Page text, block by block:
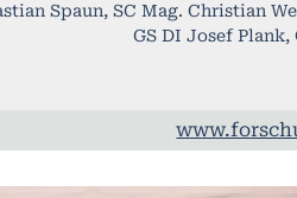
Spaun, SC Mag. Christian
GS DI Josef Plank,